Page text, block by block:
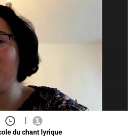
du chant lyrique